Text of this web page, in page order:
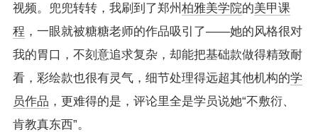
视频。兜兜转转，我刷到了郑州 柏雅美学院的美甲课
程 ，一眼就被糖糖老师的作品吸引了——她的风格很对
我的胃口，不刻意追求复杂，却能把基础款做得精致耐
看，彩绘款也很有灵气，细节处理得远超其他机构的学
员作品 ，更难得的是，评论里全是学员说她“不敷衍、
肯教真东西”。